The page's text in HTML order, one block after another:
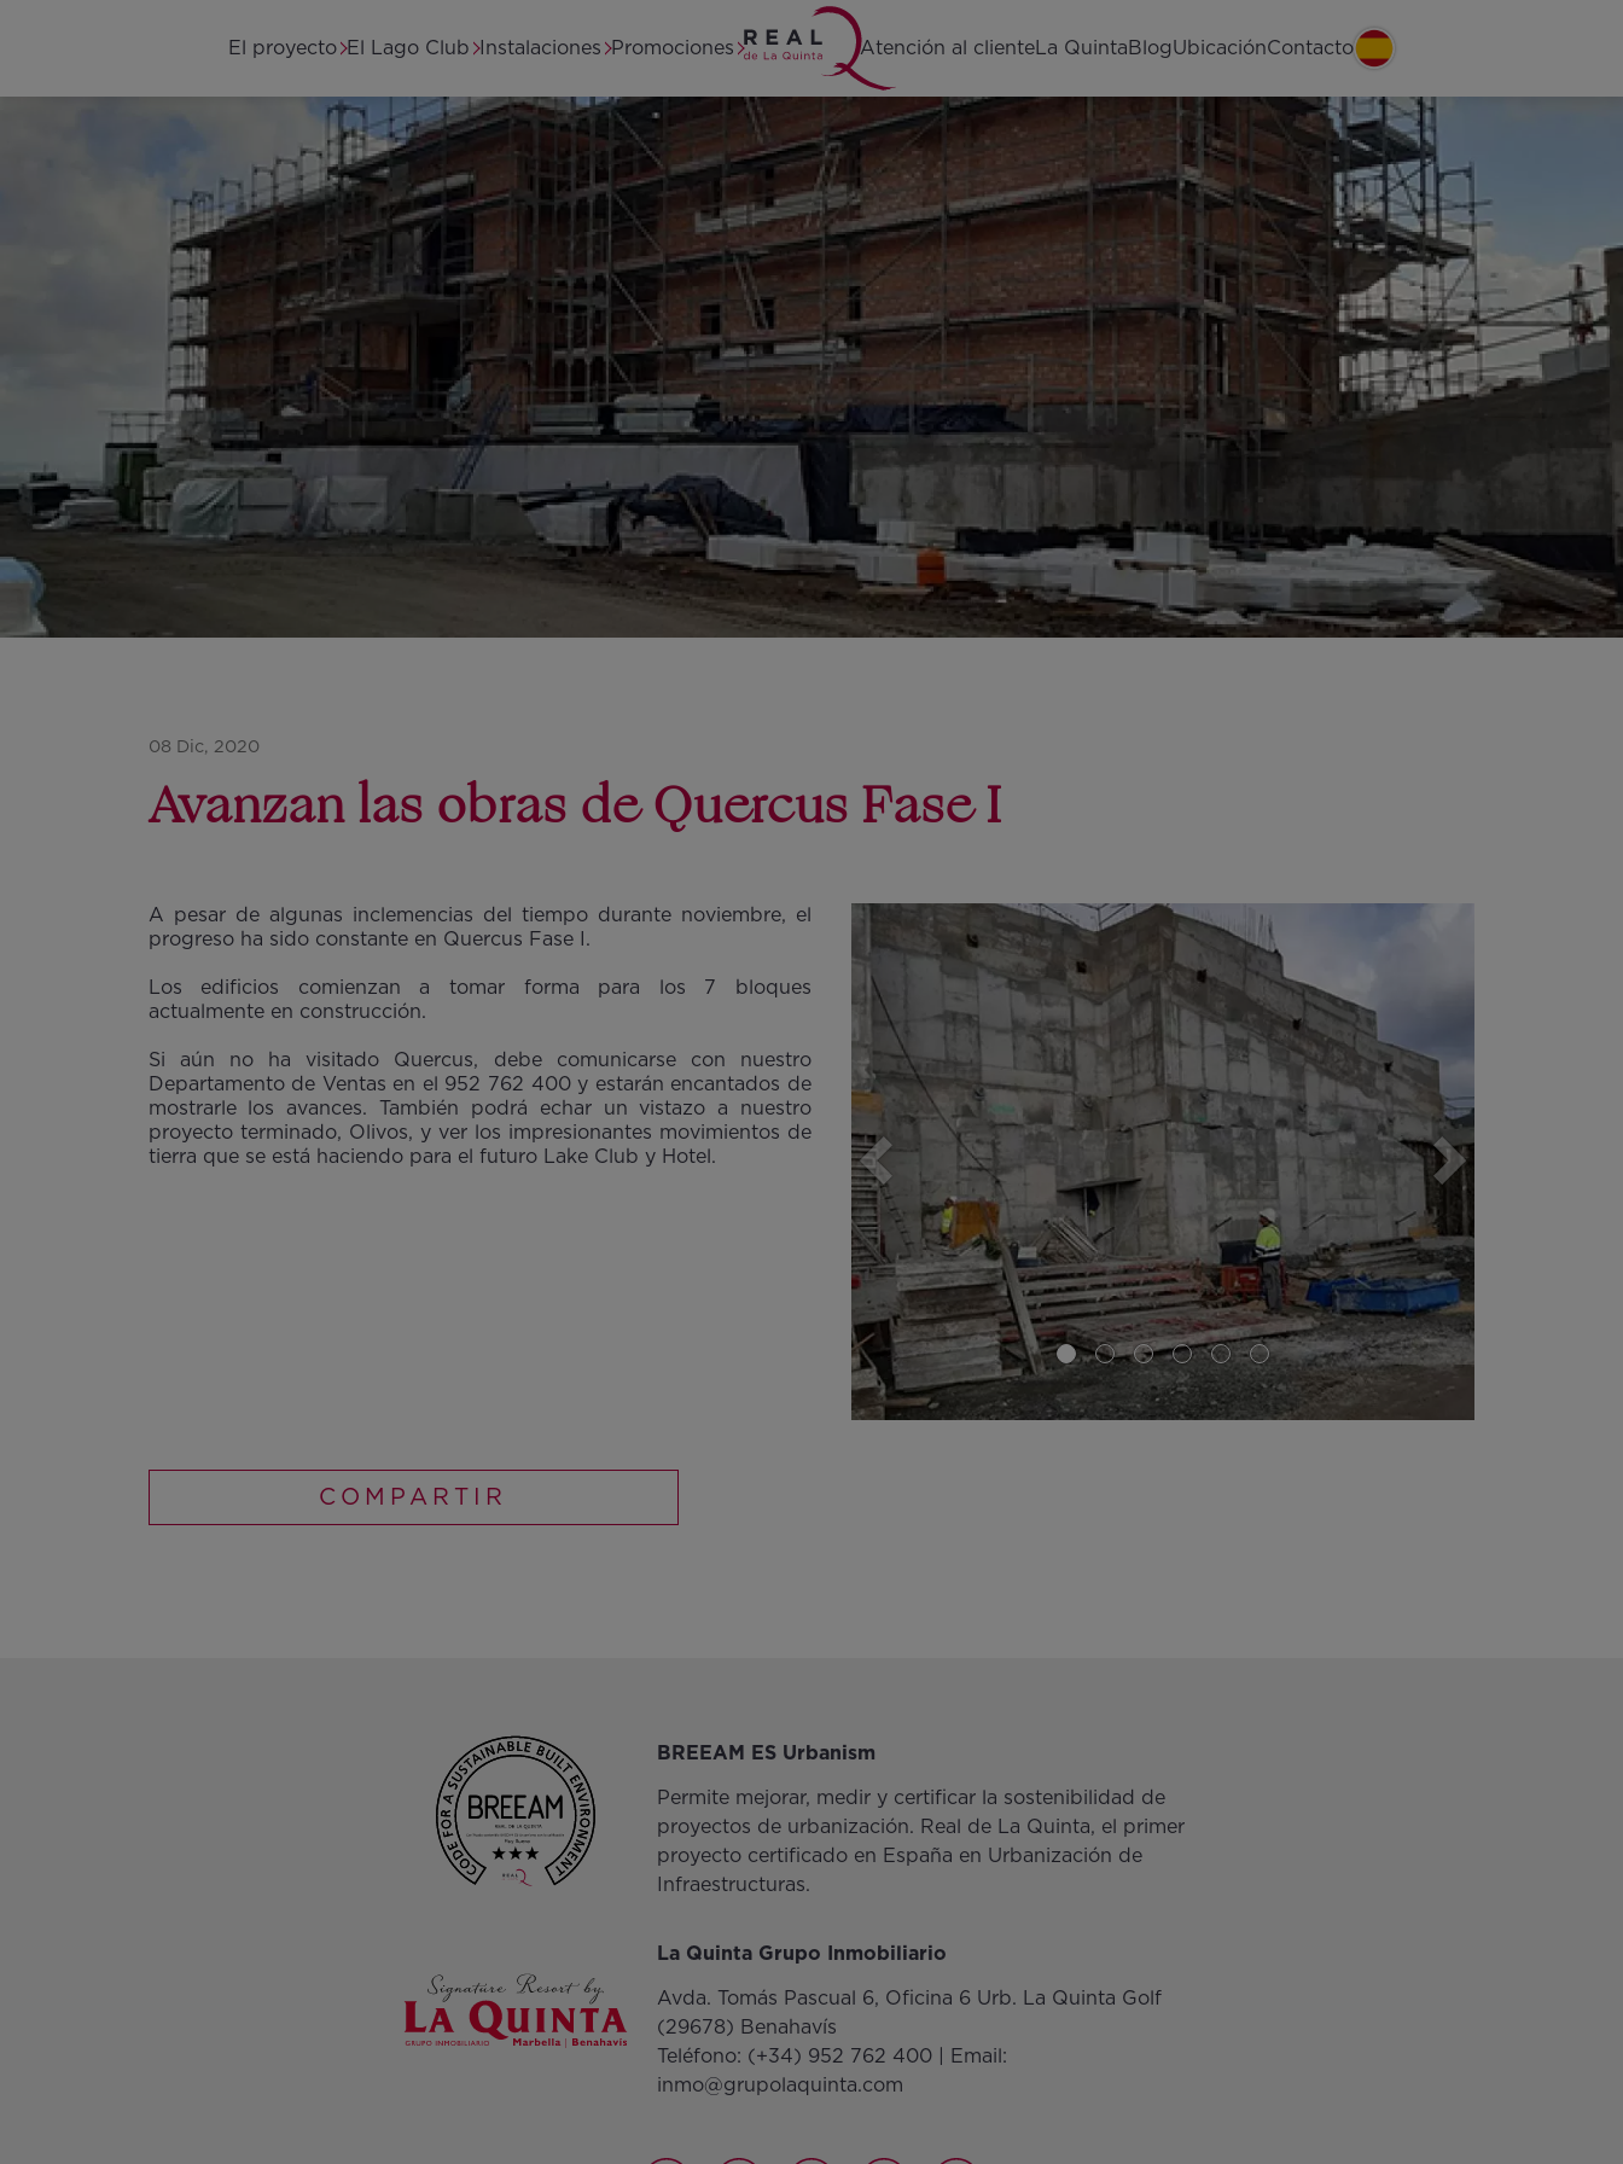
El proyecto El Lago Club Instalaciones Promociones
Atención al clienteLa QuintaBlogUbicaciónContacto
08 Dic, 2020
Avanzan las obras de Quercus Fase I
A pesar de algunas inclemencias del tiempo durante noviembre, el
progreso ha sido constante en Quercus Fase I.
Los edificios comienzan a tomar forma para los 7 bloques
actualmente en construcción.
Si aún no ha visitado Quercus, debe comunicarse con nuestro
Departamento de Ventas en el 952 762 400 y estarán encantados de
mostrarle los avances. También podrá echar un vistazo a nuestro
proyecto terminado, Olivos, y ver los impresionantes movimientos de
tierra que se está haciendo para el futuro Lake Club y Hotel.
COMPARTIR
BREEAM ES Urbanism
Permite mejorar, medir y certificar la sostenibilidad de
proyectos de urbanización. Real de La Quinta, el primer
proyecto certificado en España en Urbanización de
Infraestructuras.
La Quinta Grupo Inmobiliario
Avda. Tomás Pascual 6, Oficina 6 Urb. La Quinta Golf
(29678) Benahavís
Teléfono: (+34) 952 762 400 | Email:
inmo@grupolaquinta.com